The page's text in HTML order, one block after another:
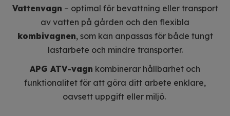
Vattenvagn – optimal för bevattning eller transport
av vatten på gården och den flexibla
kombivagnen, som kan anpassas för både tungt
lastarbete och mindre transporter.
APG ATV-vagn kombinerar hållbarhet och
funktionalitet för att göra ditt arbete enklare,
oavsett uppgift eller miljö.